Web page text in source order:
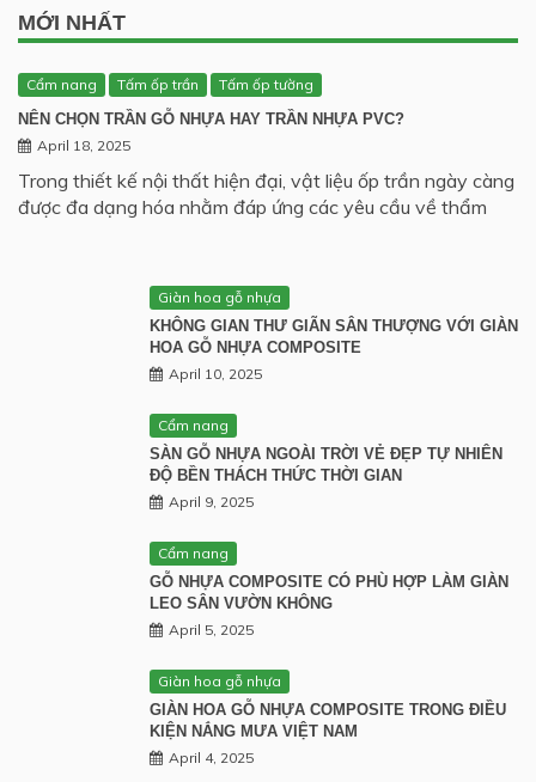
MỚI NHẤT
Cẩm nang Tấm ốp trần
Tấm ốp tường
NÊN CHỌN TRẦN GỖ NHỰA HAY TRẦN NHỰA PVC?
April 18, 2025
Trong thiết kế nội thất hiện đại, vật liệu ốp trần ngày càng
được đa dạng hóa nhằm đáp ứng các yêu cầu về thẩm
Giàn hoa gỗ nhựa
KHÔNG GIAN THƯ GIÃN SÂN THƯỢNG VỚI GIÀN
HOA GỖ NHỰA COMPOSITE
April 10, 2025
Cẩm nang
SÀN GỖ NHỰA NGOÀI TRỜI VẺ ĐẸP TỰ NHIÊN
ĐỘ BỀN THÁCH THỨC THỜI GIAN
April 9, 2025
Cẩm nang
GỖ NHỰA COMPOSITE CÓ PHÙ HỢP LÀM GIÀN
LEO SÂN VƯỜN KHÔNG
April 5, 2025
Giàn hoa gỗ nhựa
GIÀN HOA GỖ NHỰA COMPOSITE TRONG ĐIỀU
KIỆN NẮNG MƯA VIỆT NAM
April 4, 2025